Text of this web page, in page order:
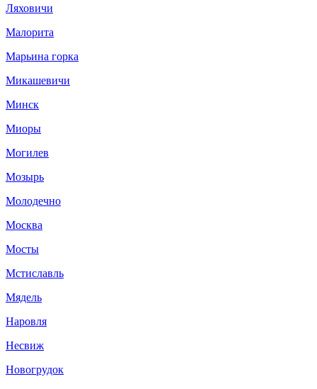
Ляховичи
Малорита
Марьина горка
Микашевичи
Минск
Миоры
Могилев
Мозырь
Молодечно
Москва
Мосты
Мстиславль
Мядель
Наровля
Несвиж
Новогрудок